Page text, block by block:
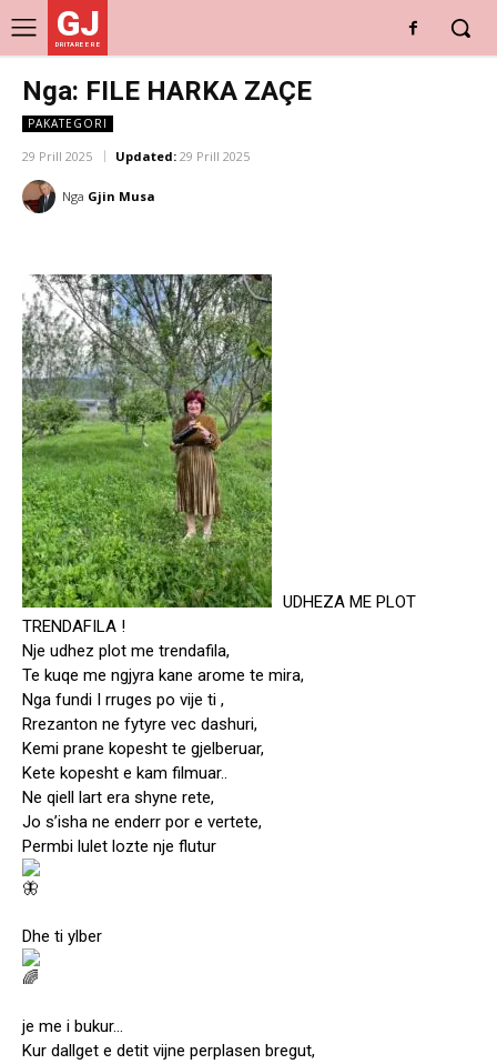
GJ
DRITARE E RE
Nga: FILE HARKA ZAÇE
PAKATEGORI
29 Prill 2025 Updated: 29 Prill 2025
Nga Gjin Musa
UDHEZA ME PLOT
TRENDAFILA !
Nje udhez plot me trendafila,
Te kuqe me ngjyra kane arome te mira,
Nga fundi I rruges po vije ti ,
Rrezanton ne fytyre vec dashuri,
Kemi prane kopesht te gjelberuar,
Kete kopesht e kam filmuar..
Ne qiell lart era shyne rete,
Jo s’isha ne enderr por e vertete,
Permbi lulet lozte nje flutur
Dhe ti ylber
je me i bukur…
Kur dallget e detit vijne perplasen bregut,